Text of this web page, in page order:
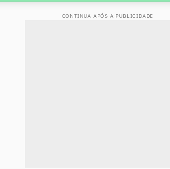
CONTINUA APÓS A PUBLICIDADE